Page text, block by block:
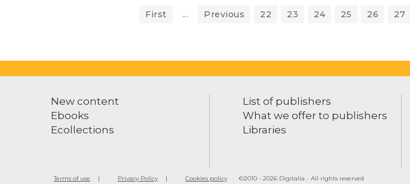
First ... Previous 22 23 24 25 26 27
New content
Ebooks
Ecollections
List of publishers
What we offer to publishers
Libraries
Terms of use Privacy Policy Cookies policy ©2010 - 2026 Digitalia - All rights reserved